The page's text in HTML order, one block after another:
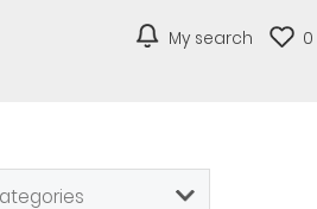
My search 0